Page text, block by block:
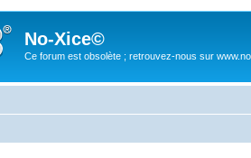
No-Xice©
Ce forum est obsolète ; retrouvez-nous sur